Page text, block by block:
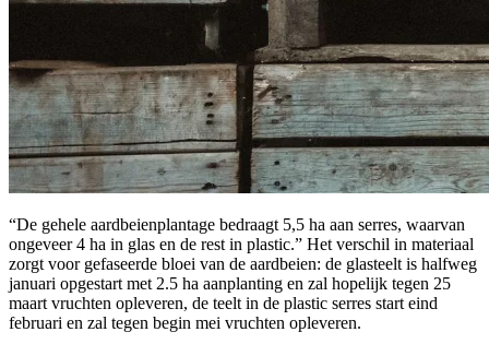
“De gehele aardbeienplantage bedraagt 5,5 ha aan serres, waarvan
ongeveer 4 ha in glas en de rest in plastic.” Het verschil in materiaal
zorgt voor gefaseerde bloei van de aardbeien: de glasteelt is halfweg
januari opgestart met 2.5 ha aanplanting en zal hopelijk tegen 25
maart vruchten opleveren, de teelt in de plastic serres start eind
februari en zal tegen begin mei vruchten opleveren.